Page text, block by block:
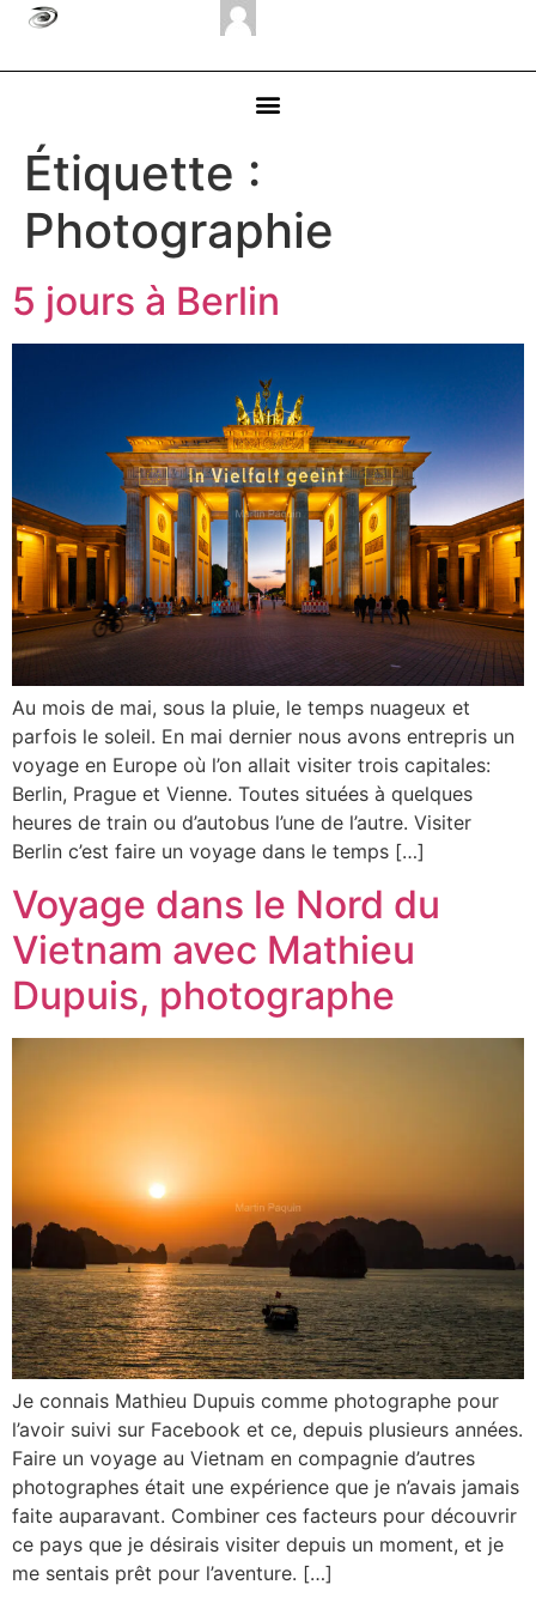
Étiquette :
Photographie
5 jours à Berlin
Au mois de mai, sous la pluie, le temps nuageux et
parfois le soleil. En mai dernier nous avons entrepris un
voyage en Europe où l’on allait visiter trois capitales:
Berlin, Prague et Vienne. Toutes situées à quelques
heures de train ou d’autobus l’une de l’autre. Visiter
Berlin c’est faire un voyage dans le temps […]
Voyage dans le Nord du
Vietnam avec Mathieu
Dupuis, photographe
Je connais Mathieu Dupuis comme photographe pour
l’avoir suivi sur Facebook et ce, depuis plusieurs années.
Faire un voyage au Vietnam en compagnie d’autres
photographes était une expérience que je n’avais jamais
faite auparavant. Combiner ces facteurs pour découvrir
ce pays que je désirais visiter depuis un moment, et je
me sentais prêt pour l’aventure. […]